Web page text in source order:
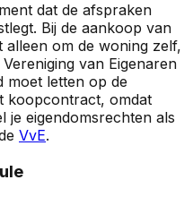
dat de afspraken
Bij de aankoop van
alleen om de woning zelf,
van Eigenaren
moet letten op de
koopcontract, omdat
je eigendomsrechten als
VvE.